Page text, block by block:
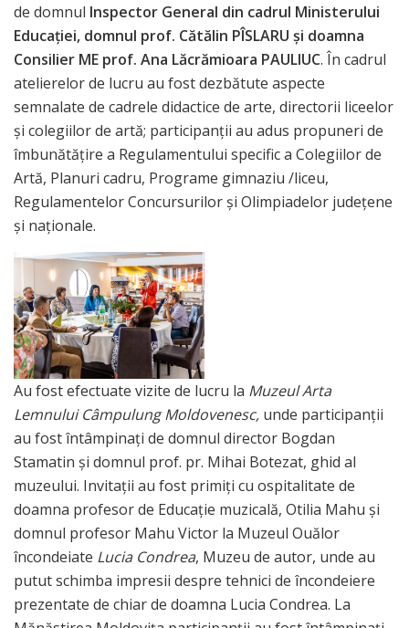
de domnul Inspector General din cadrul Ministerului
Educației, domnul prof. Cătălin PÎSLARU și doamna
Consilier ME prof. Ana Lăcrămioara PAULIUC. În cadrul
atelierelor de lucru au fost dezbătute aspecte
semnalate de cadrele didactice de arte, directorii liceelor
și colegiilor de artă; participanții au adus propuneri de
îmbunătățire a Regulamentului specific a Colegiilor de
Artă, Planuri cadru, Programe gimnaziu /liceu,
Regulamentelor Concursurilor și Olimpiadelor județene
și naționale.
Au fost efectuate vizite de lucru la Muzeul Arta
Lemnului Câmpulung Moldovenesc, unde participanții
au fost întâmpinați de domnul director Bogdan
Stamatin și domnul prof. pr. Mihai Botezat, ghid al
muzeului. Invitații au fost primiți cu ospitalitate de
doamna profesor de Educație muzicală, Otilia Mahu și
domnul profesor Mahu Victor la Muzeul Ouălor
încondeiate Lucia Condrea, Muzeu de autor, unde au
putut schimba impresii despre tehnici de încondeiere
prezentate de chiar de doamna Lucia Condrea. La